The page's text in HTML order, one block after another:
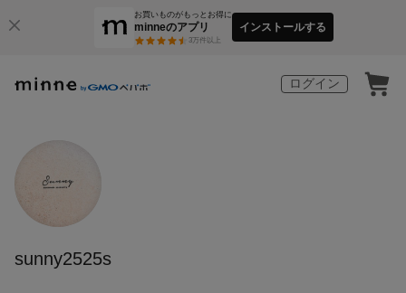
お買いものがもっとお得に
minneのアプリ
3万件以上
インストールする
ログイン
sunny2525s